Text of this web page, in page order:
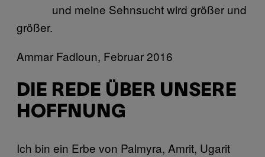
und meine Sehnsucht wird größer und
größer.
Ammar Fadloun, Februar 2016
DIE REDE ÜBER UNSERE
HOFFNUNG
Ich bin ein Erbe von Palmyra, Amrit, Ugarit